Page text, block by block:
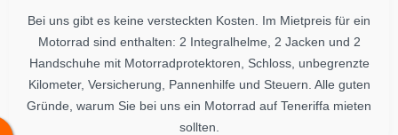
Bei uns gibt es keine versteckten Kosten. Im Mietpreis für ein
Motorrad sind enthalten: 2 Integralhelme, 2 Jacken und 2
Handschuhe mit Motorradprotektoren, Schloss, unbegrenzte
Kilometer, Versicherung, Pannenhilfe und Steuern. Alle guten
Gründe, warum Sie bei uns ein Motorrad auf Teneriffa mieten
sollten.